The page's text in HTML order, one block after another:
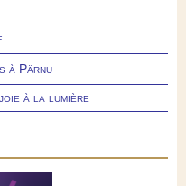
à Pärnu
à la lumière